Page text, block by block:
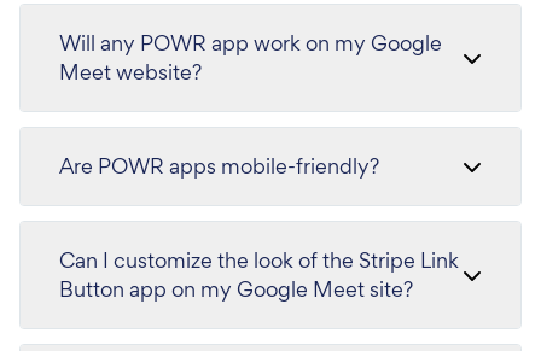
Will any POWR app work on my Google
Meet website?
Are POWR apps mobile-friendly?
Can I customize the look of the Stripe Link
Button app on my Google Meet site?